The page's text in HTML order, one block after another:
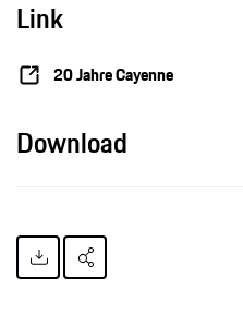
Link
20 Jahre Cayenne
Download